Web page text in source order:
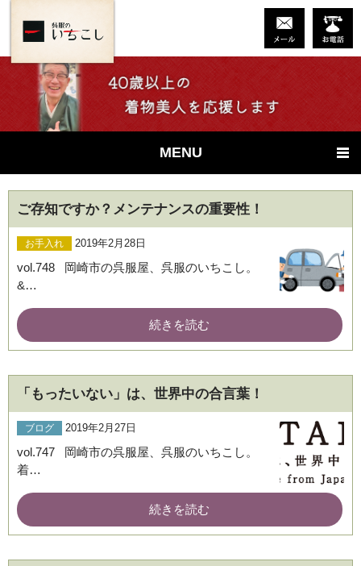
MENU
ブログ
ご存知ですか？メンテナンスの重要性！
お手入れ 2019年2月28日
vol.748 岡崎市の呉服屋、呉服のいちこし。
&…
続きを読む
「もったいない」は、世界中の合言葉！
ブログ 2019年2月27日
vol.747 岡崎市の呉服屋、呉服のいちこし。
着…
続きを読む